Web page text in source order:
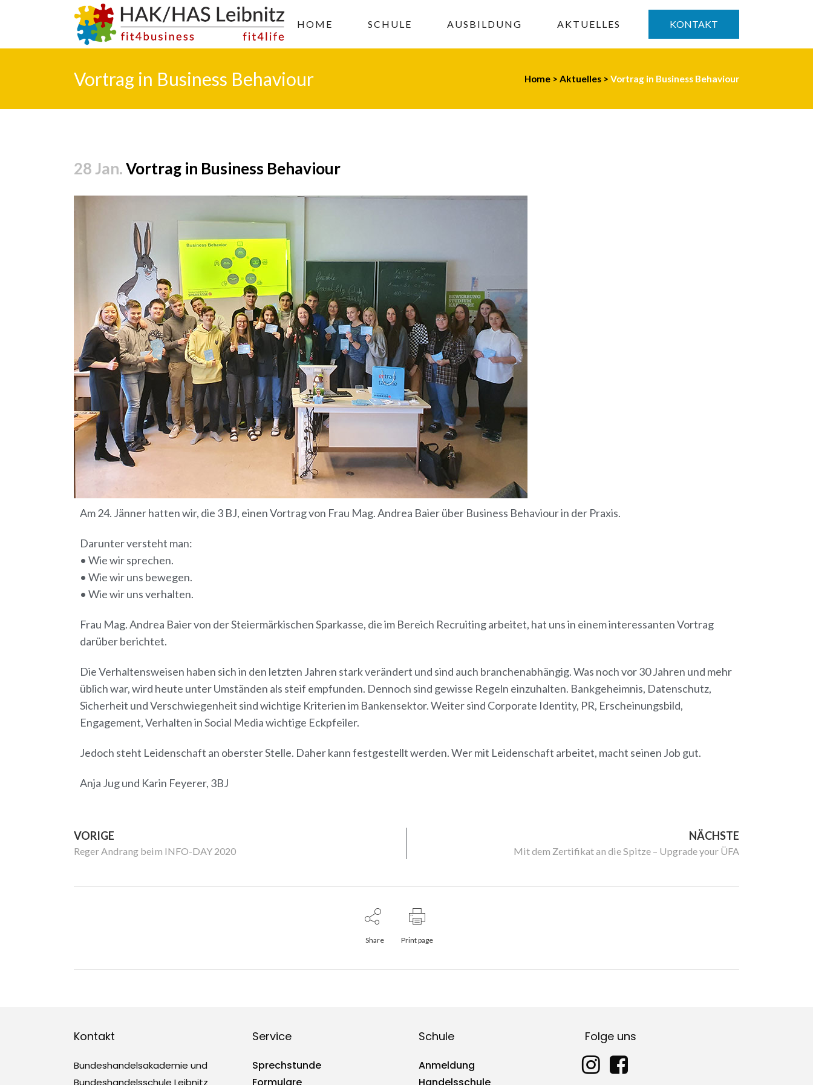
KONTAKT
HOME SCHULE AUSBILDUNG AKTUELLES
Vortrag in Business Behaviour Home > Aktuelles > Vortrag in Business Behaviour
28 Jan.Vortrag in Business Behaviour
Am 24. Jänner hatten wir, die 3 BJ, einen Vortrag von Frau Mag. Andrea Baier über Business Behaviour in der Praxis.
Darunter versteht man:
• Wie wir sprechen.
• Wie wir uns bewegen.
• Wie wir uns verhalten.
Frau Mag. Andrea Baier von der Steiermärkischen Sparkasse, die im Bereich Recruiting arbeitet, hat uns in einem interessanten Vortrag
darüber berichtet.
Die Verhaltensweisen haben sich in den letzten Jahren stark verändert und sind auch branchenabhängig. Was noch vor 30 Jahren und mehr
üblich war, wird heute unter Umständen als steif empfunden. Dennoch sind gewisse Regeln einzuhalten. Bankgeheimnis, Datenschutz,
Sicherheit und Verschwiegenheit sind wichtige Kriterien im Bankensektor. Weiter sind Corporate Identity, PR, Erscheinungsbild,
Engagement, Verhalten in Social Media wichtige Eckpfeiler.
Jedoch steht Leidenschaft an oberster Stelle. Daher kann festgestellt werden. Wer mit Leidenschaft arbeitet, macht seinen Job gut.
Anja Jug und Karin Feyerer, 3BJ
VORIGE
Reger Andrang beim INFO-DAY 2020
NÄCHSTE
Mit dem Zertifikat an die Spitze – Upgrade your ÜFA
Share Print page
Kontakt
Bundeshandelsakademie und
Bundeshandelsschule Leibnitz
Service
Sprechstunde
Schule
Anmeldung
Folge uns